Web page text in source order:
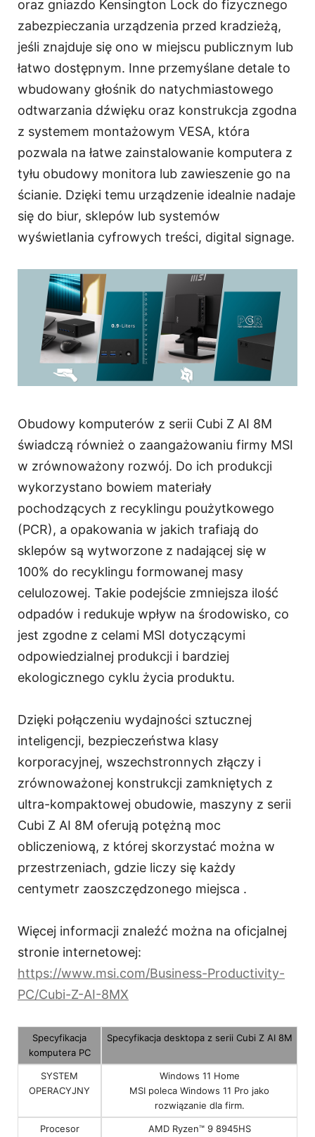
oraz gniazdo Kensington Lock do fizycznego
zabezpieczania urządzenia przed kradzieżą,
jeśli znajduje się ono w miejscu publicznym lub
łatwo dostępnym. Inne przemyślane detale to
wbudowany głośnik do natychmiastowego
odtwarzania dźwięku oraz konstrukcja zgodna
z systemem montażowym VESA, która
pozwala na łatwe zainstalowanie komputera z
tyłu obudowy monitora lub zawieszenie go na
ścianie. Dzięki temu urządzenie idealnie nadaje
się do biur, sklepów lub systemów
wyświetlania cyfrowych treści, digital signage.
Obudowy komputerów z serii Cubi Z AI 8M
świadczą również o zaangażowaniu firmy MSI
w zrównoważony rozwój. Do ich produkcji
wykorzystano bowiem materiały
pochodzących z recyklingu poużytkowego
(PCR), a opakowania w jakich trafiają do
sklepów są wytworzone z nadającej się w
100% do recyklingu formowanej masy
celulozowej. Takie podejście zmniejsza ilość
odpadów i redukuje wpływ na środowisko, co
jest zgodne z celami MSI dotyczącymi
odpowiedzialnej produkcji i bardziej
ekologicznego cyklu życia produktu.
Dzięki połączeniu wydajności sztucznej
inteligencji, bezpieczeństwa klasy
korporacyjnej, wszechstronnych złączy i
zrównoważonej konstrukcji zamkniętych z
ultra-kompaktowej obudowie, maszyny z serii
Cubi Z AI 8M oferują potężną moc
obliczeniową, z której skorzystać można w
przestrzeniach, gdzie liczy się każdy
centymetr zaoszczędzonego miejsca .
Więcej informacji znaleźć można na oficjalnej
stronie internetowej:
https://www.msi.com/Business-Productivity-
PC/Cubi-Z-AI-8MX
Specyfikacja
komputera PC
Specyfikacja desktopa z serii Cubi Z AI 8M
SYSTEM
OPERACYJNY
Windows 11 Home
MSI poleca Windows 11 Pro jako
rozwiązanie dla firm.
Procesor
AMD Ryzen™ 9 8945HS